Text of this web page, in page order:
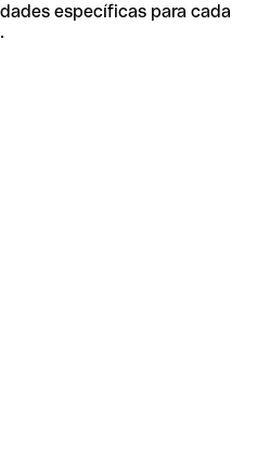
específicas para cada